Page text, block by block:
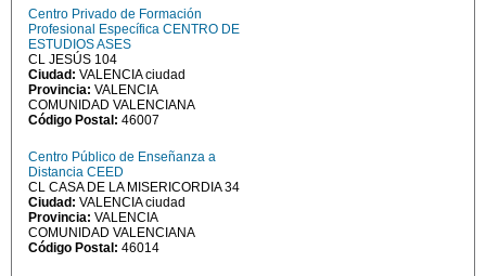
Centro Privado de Formación
Profesional Específica CENTRO DE
ESTUDIOS ASES
CL JESÚS 104
Ciudad: VALENCIA ciudad
Provincia: VALENCIA
COMUNIDAD VALENCIANA
Código Postal: 46007
Centro Público de Enseñanza a
Distancia CEED
CL CASA DE LA MISERICORDIA 34
Ciudad: VALENCIA ciudad
Provincia: VALENCIA
COMUNIDAD VALENCIANA
Código Postal: 46014